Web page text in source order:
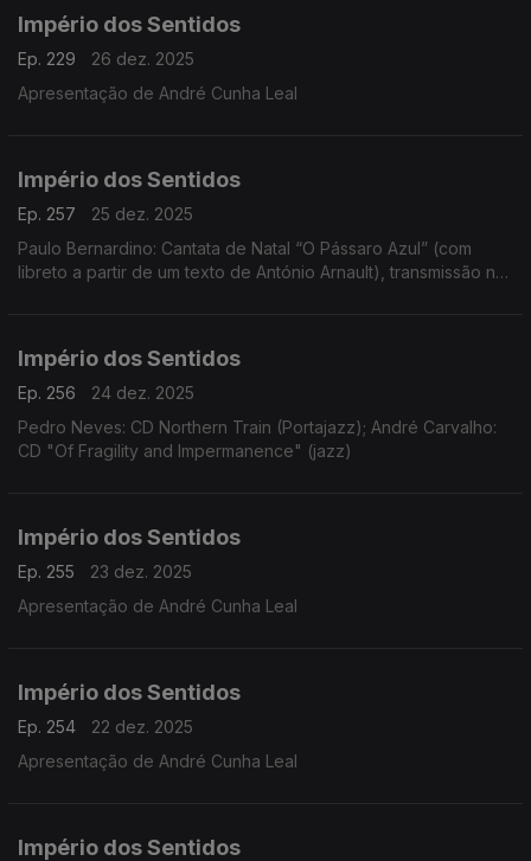
Império dos Sentidos
Ep. 229
26 dez. 2025
Apresentação de André Cunha Leal
Império dos Sentidos
Ep. 257
25 dez. 2025
Paulo Bernardino: Cantata de Natal “O Pássaro Azul” (com
libreto a partir de um texto de António Arnault), transmissão na
Império dos Sentidos
Ep. 256
24 dez. 2025
Pedro Neves: CD Northern Train (Portajazz); André Carvalho:
CD "Of Fragility and Impermanence" (jazz)
Império dos Sentidos
Ep. 255
23 dez. 2025
Apresentação de André Cunha Leal
Império dos Sentidos
Ep. 254
22 dez. 2025
Apresentação de André Cunha Leal
Império dos Sentidos